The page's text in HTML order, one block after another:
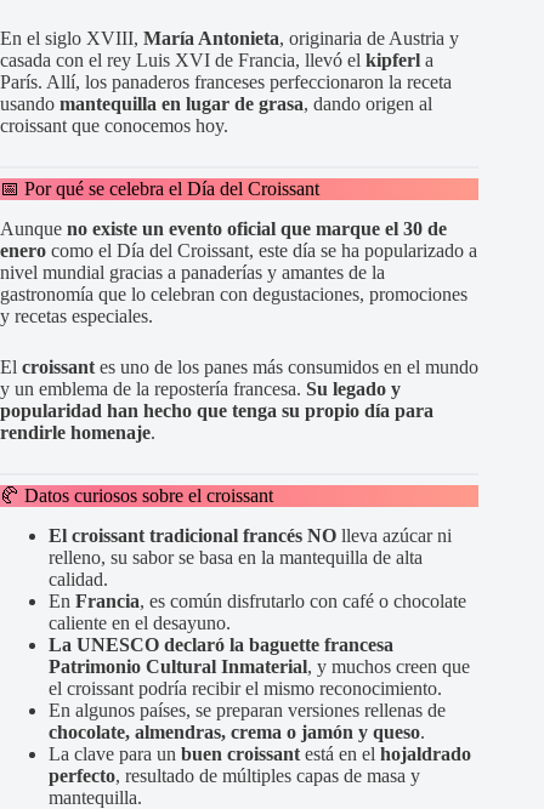
En el siglo XVIII, María Antonieta, originaria de Austria y
casada con el rey Luis XVI de Francia, llevó el kipferl a
París. Allí, los panaderos franceses perfeccionaron la receta
usando mantequilla en lugar de grasa, dando origen al
croissant que conocemos hoy.
📅 Por qué se celebra el Día del Croissant
Aunque no existe un evento oficial que marque el 30 de
enero como el Día del Croissant, este día se ha popularizado a
nivel mundial gracias a panaderías y amantes de la
gastronomía que lo celebran con degustaciones, promociones
y recetas especiales.
El croissant es uno de los panes más consumidos en el mundo
y un emblema de la repostería francesa. Su legado y
popularidad han hecho que tenga su propio día para
rendirle homenaje.
🥐 Datos curiosos sobre el croissant
El croissant tradicional francés NO lleva azúcar ni
relleno, su sabor se basa en la mantequilla de alta
calidad.
En Francia, es común disfrutarlo con café o chocolate
caliente en el desayuno.
La UNESCO declaró la baguette francesa
Patrimonio Cultural Inmaterial, y muchos creen que
el croissant podría recibir el mismo reconocimiento.
En algunos países, se preparan versiones rellenas de
chocolate, almendras, crema o jamón y queso.
La clave para un buen croissant está en el hojaldrado
perfecto, resultado de múltiples capas de masa y
mantequilla.